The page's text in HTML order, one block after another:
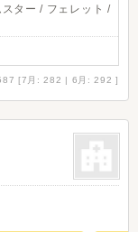
ター / フェレット /
[7月: 282 | 6月: 292 ]